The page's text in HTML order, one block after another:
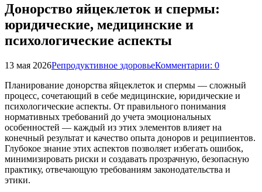
Донорство яйцеклеток и спермы:
юридические, медицинские и
психологические аспекты
13 мая 2026Репродуктивное здоровьеКомментарии: 0
Планирование донорства яйцеклеток и спермы — сложный
процесс, сочетающий в себе медицинские, юридические и
психологические аспекты. От правильного понимания
нормативных требований до учета эмоциональных
особенностей — каждый из этих элементов влияет на
конечный результат и качество опыта доноров и реципиентов.
Глубокое знание этих аспектов позволяет избегать ошибок,
минимизировать риски и создавать прозрачную, безопасную
практику, отвечающую требованиям законодательства и
этики.